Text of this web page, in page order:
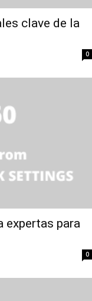
clave de la
0
expertas para
0